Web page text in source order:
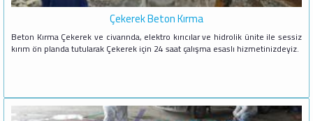
Çekerek Beton Kırma
Beton Kırma Çekerek ve civarında, elektro kırıcılar ve hidrolik ünite ile sessiz
kırım ön planda tutularak Çekerek için 24 saat çalışma esaslı hizmetinizdeyiz.